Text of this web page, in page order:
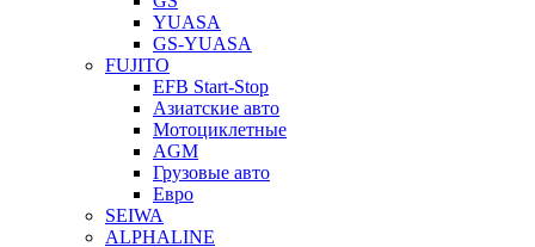
YUASA
GS-YUASA
FUJITO
EFB Start-Stop
Азиатские авто
Мотоциклетные
AGM
Грузовые авто
Евро
SEIWA
ALPHALINE